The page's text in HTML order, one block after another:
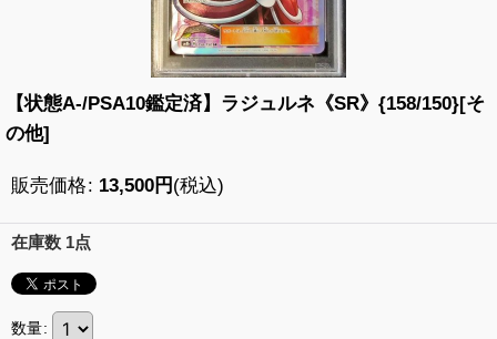
【状態A-/PSA10鑑定済】ラジュルネ《SR》{158/150}[そ
の他]
販売価格: 13,500円 (税込)
在庫数 1点
数量: